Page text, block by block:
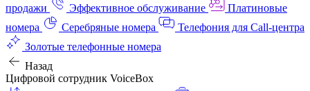
продажи
Эффективное обслуживание
Платиновые
номера
Серебряные номера
Телефония для Call-центра
Золотые телефонные номера
Назад
Цифровой сотрудник VoiceBox